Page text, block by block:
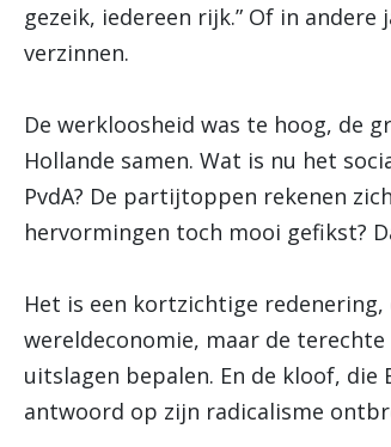
gezeik, iedereen rijk.” Of in
verzinnen.
De werkloosheid was te hoog, de
Hollande samen. Wat is nu het
PvdA? De partijtoppen rekenen
hervormingen toch mooi gefikst?
Het is een kortzichtige
wereldeconomie, maar de
uitslagen bepalen. En de kloof, die
antwoord op zijn radicalisme